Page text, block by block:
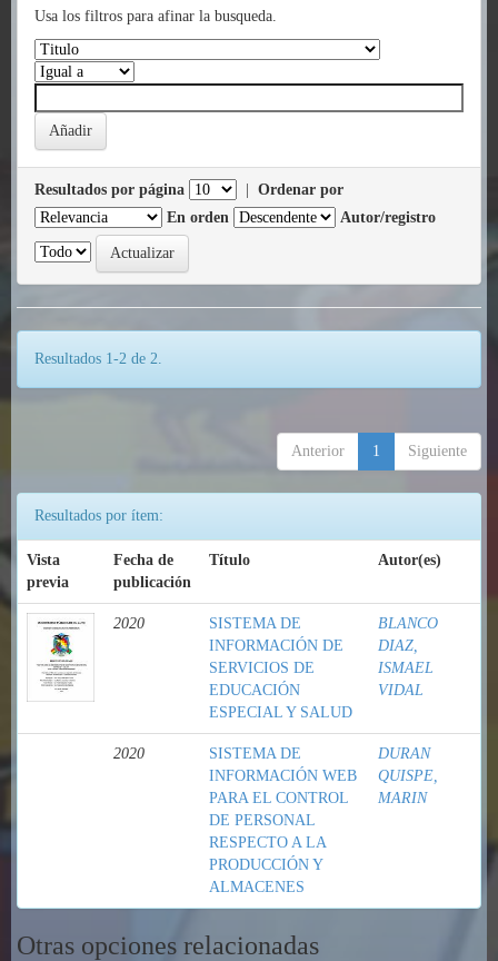
Usa los filtros para afinar la busqueda.
Resultados por página
Ordenar por
En orden
Autor/registro
Resultados 1-2 de 2.
Anterior 1 Siguiente
Resultados por ítem:
Vista
previa
Fecha de
publicación
Título Autor(es)
2020
SISTEMA DE
INFORMACIÓN DE
SERVICIOS DE
EDUCACIÓN
ESPECIAL Y SALUD
BLANCO
DIAZ,
ISMAEL
VIDAL
2020
SISTEMA DE
INFORMACIÓN WEB
PARA EL CONTROL
DE PERSONAL
RESPECTO A LA
PRODUCCIÓN Y
ALMACENES
DURAN
QUISPE,
MARIN
Otras opciones relacionadas